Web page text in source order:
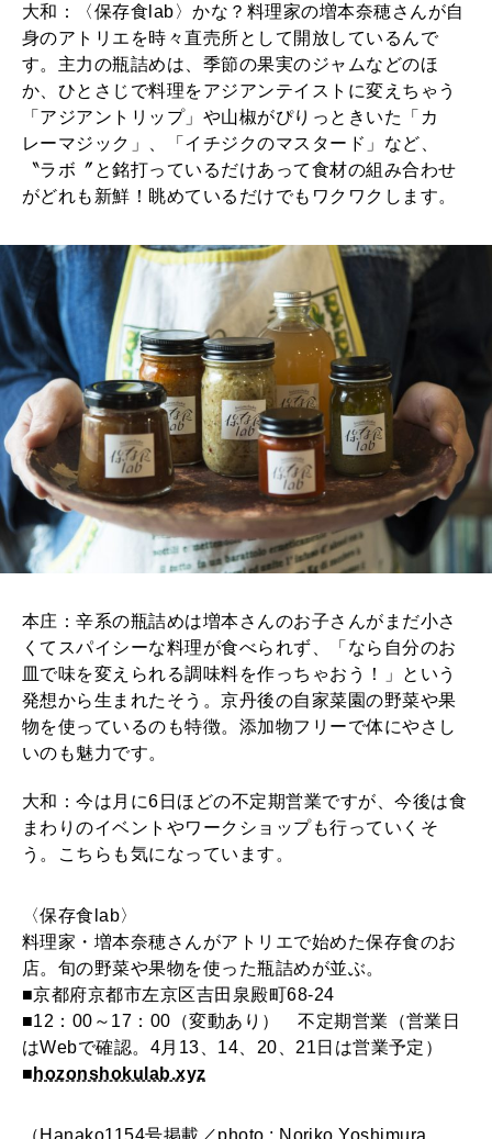
大和：〈保存食lab〉かな？料理家の増本奈穂さんが自
身のアトリエを時々直売所として開放しているんで
す。主力の瓶詰めは、季節の果実のジャムなどのほ
か、ひとさじで料理をアジアンテイストに変えちゃう
「アジアントリップ」や山椒がぴりっときいた「カ
レーマジック」、「イチジクのマスタード」など、
〝ラボ〞と銘打っているだけあって食材の組み合わせ
がどれも新鮮！眺めているだけでもワクワクします。
本庄：辛系の瓶詰めは増本さんのお子さんがまだ小さ
くてスパイシーな料理が食べられず、「なら自分のお
皿で味を変えられる調味料を作っちゃおう！」という
発想から生まれたそう。京丹後の自家菜園の野菜や果
物を使っているのも特徴。添加物フリーで体にやさし
いのも魅力です。
大和：今は月に6日ほどの不定期営業ですが、今後は食
まわりのイベントやワークショップも行っていくそ
う。こちらも気になっています。
〈保存食lab〉
料理家・増本奈穂さんがアトリエで始めた保存食のお
店。旬の野菜や果物を使った瓶詰めが並ぶ。
■京都府京都市左京区吉田泉殿町68-24
■12：00～17：00（変動あり） 不定期営業（営業日
はWebで確認。4月13、14、20、21日は営業予定）
■ hozonshokulab.xyz
（Hanako1154号掲載／photo : Noriko Yoshimura,